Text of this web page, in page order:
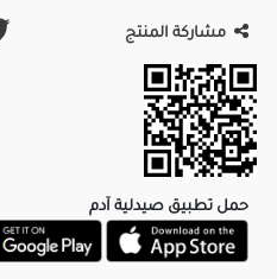
مشاركة المنتج
حمل تطبيق صيدلية آدم